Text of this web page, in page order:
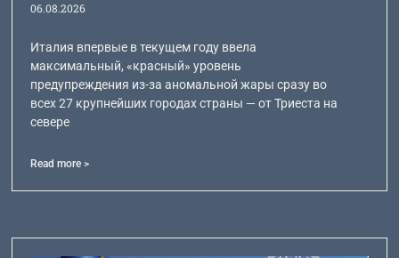
06.08.2026
Италия впервые в текущем году ввела
максимальный, «красный» уровень
предупреждения из-за аномальной жары сразу во
всех 27 крупнейших городах страны — от Триеста на
севере
Read more >